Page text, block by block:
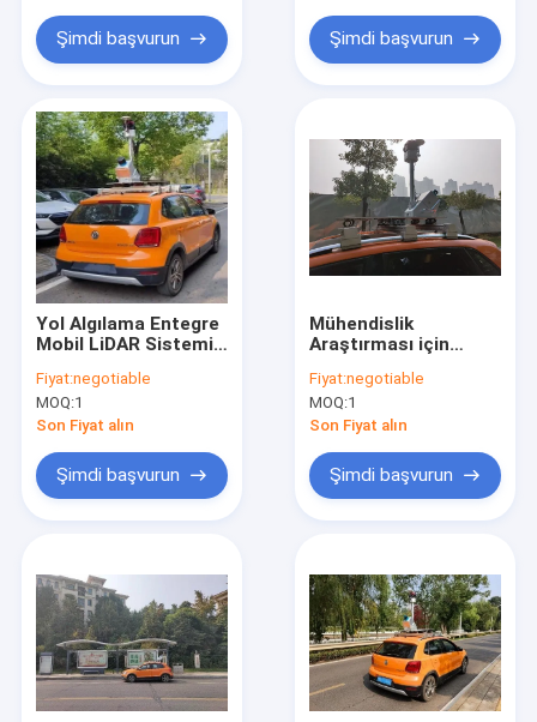
Şimdi başvurun Şimdi başvurun
Yol Algılama Entegre
Mobil LiDAR Sistemi
HiScan-C
Fiyat:negotiable
MOQ:1
Son Fiyat alın
Şimdi başvurun
Mühendislik
Araştırması için
Mobil LiDAR Sistemi
HiScan-C Ekipmanı
Fiyat:negotiable
MOQ:1
Son Fiyat alın
Şimdi başvurun